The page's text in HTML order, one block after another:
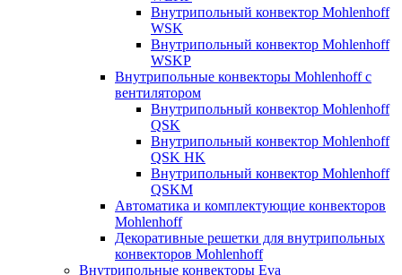
Внутрипольный конвектор Mohlenhoff
WSK
Внутрипольный конвектор Mohlenhoff
WSKP
Внутрипольные конвекторы Mohlenhoff с
вентилятором
Внутрипольный конвектор Mohlenhoff
QSK
Внутрипольный конвектор Mohlenhoff
QSK HK
Внутрипольный конвектор Mohlenhoff
QSKM
Автоматика и комплектующие конвекторов
Mohlenhoff
Декоративные решетки для внутрипольных
конвекторов Mohlenhoff
Внутрипольные конвекторы Eva